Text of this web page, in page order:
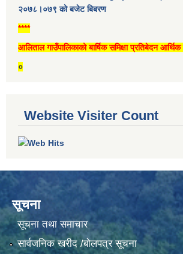
२०७८।०७९ को बजेट बिबरण
****
आलिताल गाउँपालिकाको बार्षिक समिक्षा प्रतिबेदन
०
Website Visiter Count
सूचना
सूचना तथा समाचार
सार्वजनिक खरीद /बोलपत्र सूचना